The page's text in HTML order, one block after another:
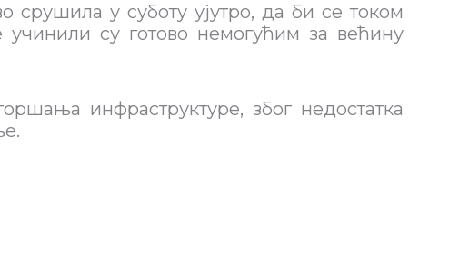
у суботу ујутро, да би се током
су готово немогућим за већину
инфраструктуре, због недостатка